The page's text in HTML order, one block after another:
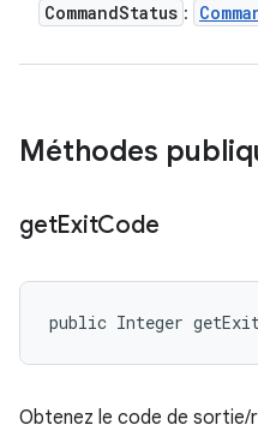
CommandStatus :
Méthodes
getExitCode
public Integer
Obtenez le code de sortie/